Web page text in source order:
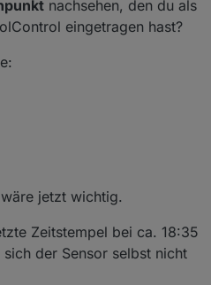
nachsehen, den du als
eingetragen hast?
jetzt wichtig.
Zeitstempel bei ca. 18:35
der Sensor selbst nicht